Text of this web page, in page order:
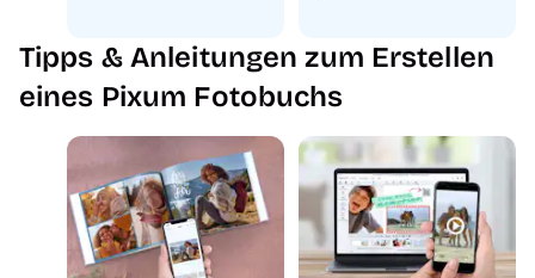
Tipps & Anleitungen zum Erstellen
eines Pixum Fotobuchs